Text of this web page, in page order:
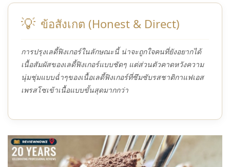
💡 ข้อสังเกต (Honest & Direct)
การปรุงเลดี้ฟิงเกอร์ในลักษณะนี้ น่าจะถูกใจคนที่ยังอยากได้
เนื้อสัมผัสของเลดี้ฟิงเกอร์แบบชัดๆ แต่ส่วนตัวคาดหวังความ
นุ่มชุ่มแบบฉ่ำๆของเนื้อเลดี้ฟิงเกอร์ที่ซึมซับรสชาติกาแฟเอส
เพรสโซเข้าเนื้อแบบขั้นสุดมากกว่า